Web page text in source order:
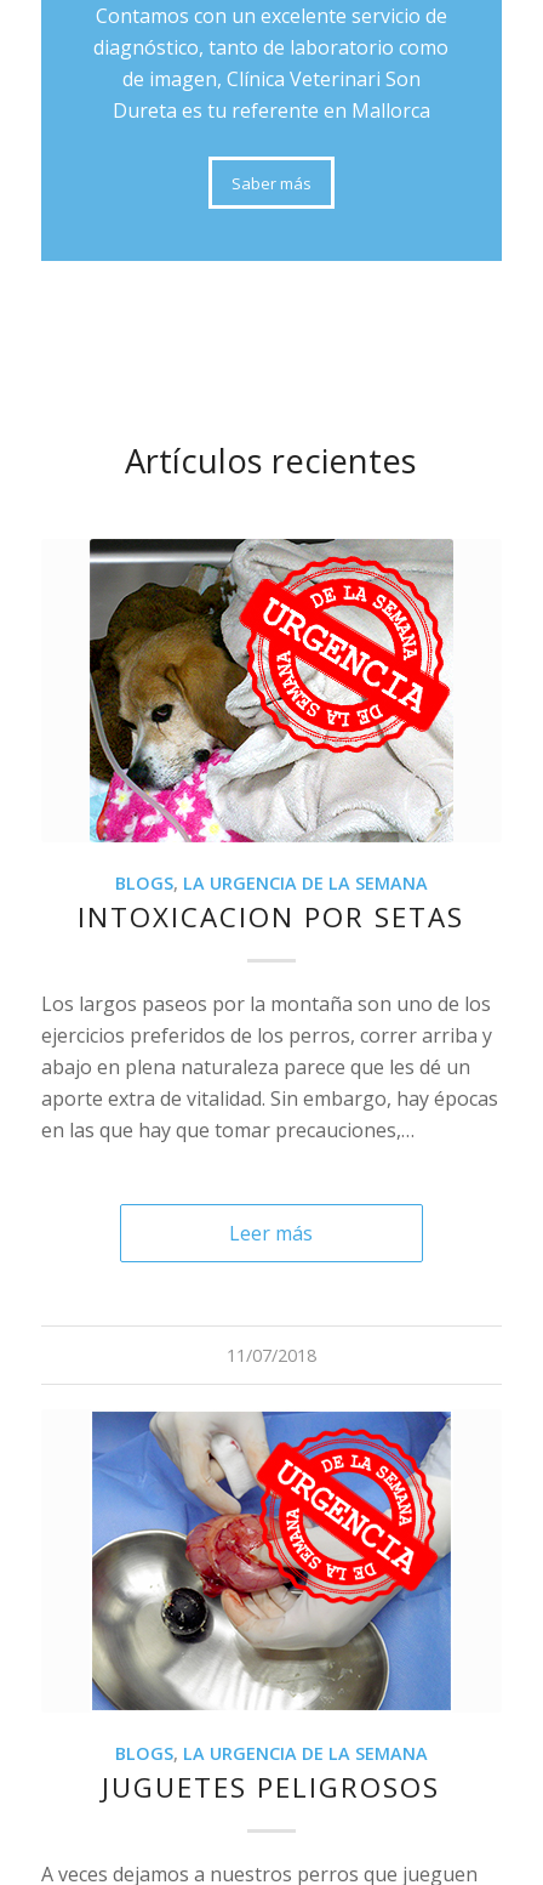
Contamos con un excelente servicio de
diagnóstico, tanto de laboratorio como
de imagen, Clínica Veterinari Son
Dureta es tu referente en Mallorca
Saber más
Artículos recientes
BLOGS, LA URGENCIA DE LA SEMANA
INTOXICACION POR SETAS
Los largos paseos por la montaña son uno de los
ejercicios preferidos de los perros, correr arriba y
abajo en plena naturaleza parece que les dé un
aporte extra de vitalidad. Sin embargo, hay épocas
en las que hay que tomar precauciones,…
Leer más
11/07/2018
BLOGS, LA URGENCIA DE LA SEMANA
JUGUETES PELIGROSOS
A veces dejamos a nuestros perros que jueguen